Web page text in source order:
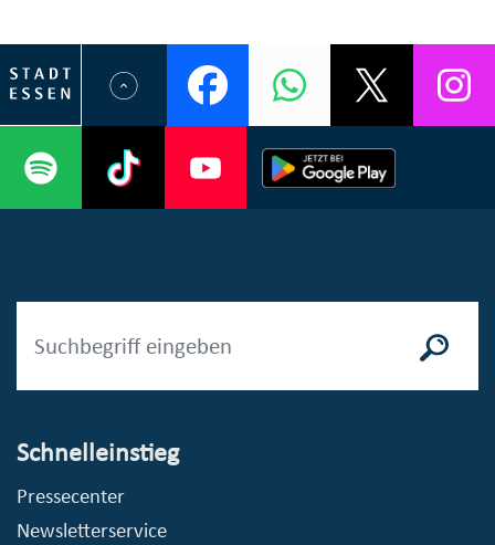
Schnelleinstieg
Pressecenter
Newsletterservice